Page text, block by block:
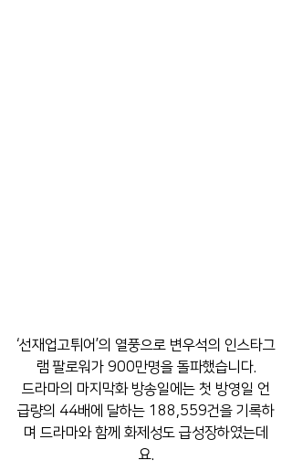
‘선재업고튀어’의 열풍으로 변우석의 인스타그
램 팔로워가 900만명을 돌파했습니다.
드라마의 마지막화 방송일에는 첫 방영일 언
급량의 44배에 달하는 188,559건을 기록하
며 드라마와 함께 화제성도 급성장하였는데
요.